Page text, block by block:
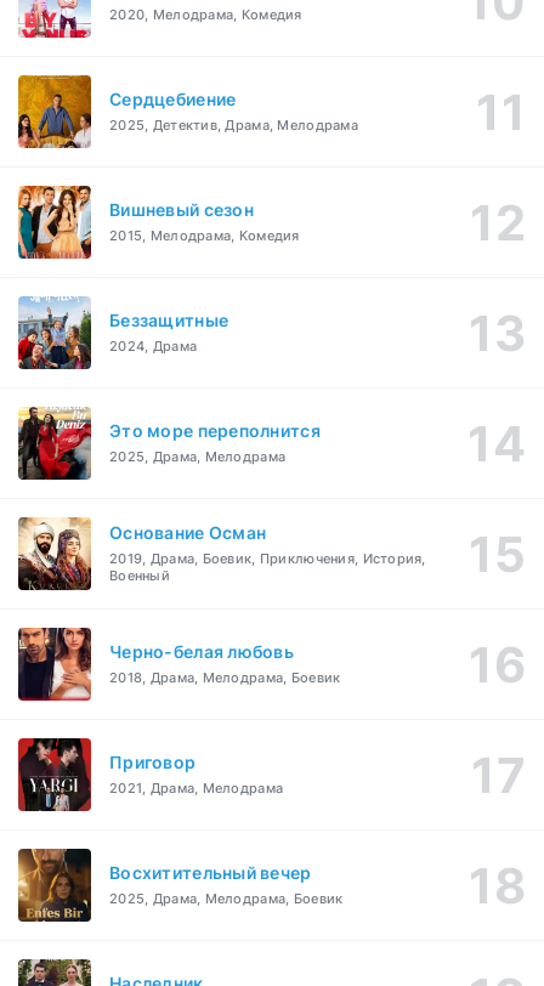
2020, Мелодрама, Комедия
Сердцебиение
2025, Детектив, Драма, Мелодрама
Вишневый сезон
2015, Мелодрама, Комедия
Беззащитные
2024, Драма
Это море переполнится
2025, Драма, Мелодрама
Основание Осман
2019, Драма, Боевик, Приключения, История,
Военный
Черно-белая любовь
2018, Драма, Мелодрама, Боевик
Приговор
2021, Драма, Мелодрама
Восхитительный вечер
2025, Драма, Мелодрама, Боевик